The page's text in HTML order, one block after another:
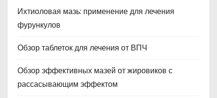
Ихтиоловая мазь: применение для лечения
фурункулов
Обзор таблеток для лечения от ВПЧ
Обзор эффективных мазей от жировиков с
рассасывающим эффектом